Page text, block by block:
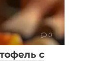
0
с